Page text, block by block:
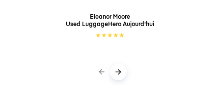
Eleanor Moore
Used LuggageHeroAujourd'hui
★★★★★